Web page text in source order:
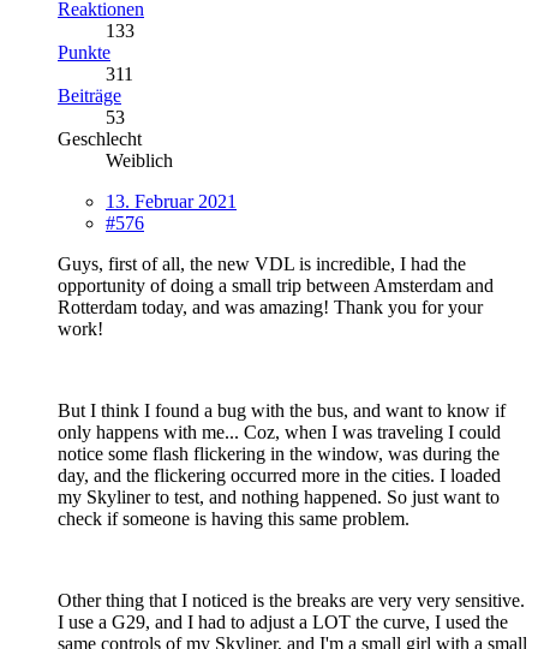
Reaktionen
133
Punkte
311
Beiträge
53
Geschlecht
Weiblich
13. Februar 2021
#576
Guys, first of all, the new VDL is incredible, I had the
opportunity of doing a small trip between Amsterdam and
Rotterdam today, and was amazing! Thank you for your
work!
But I think I found a bug with the bus, and want to know if
only happens with me... Coz, when I was traveling I could
notice some flash flickering in the window, was during the
day, and the flickering occurred more in the cities. I loaded
my Skyliner to test, and nothing happened. So just want to
check if someone is having this same problem.
Other thing that I noticed is the breaks are very very sensitive.
I use a G29, and I had to adjust a LOT the curve, I used the
same controls of my Skyliner, and I'm a small girl with a small